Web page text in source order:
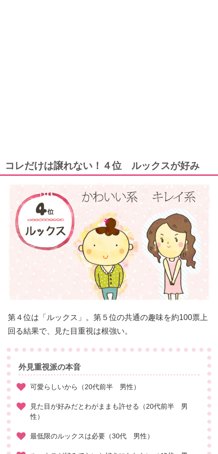
コレだけは譲れない！４位 ルックスが好み
第４位は「ルックス」。第５位の共通の趣味を約100票上
回る結果で、見た目重視は根強い。
外見重視派の本音
可愛らしいから（20代前半 男性）
見た目が好みだとわがままも許せる（20代前半 男
性）
最低限のルックスは必要（30代 男性）